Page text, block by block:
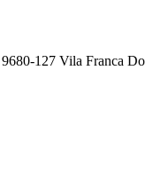
127 Vila Franca Do